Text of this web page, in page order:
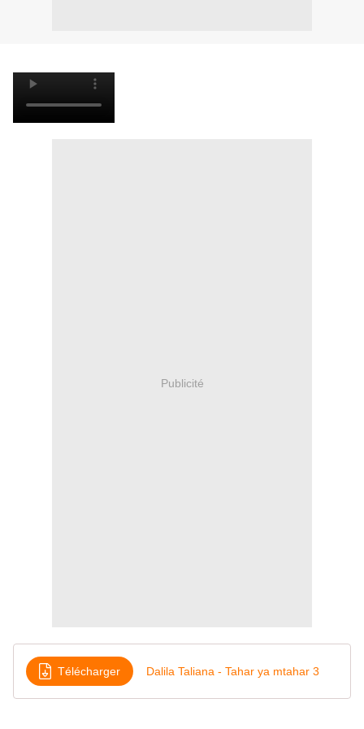
Publicité
Télécharger Dalila Taliana - Tahar ya mtahar 3